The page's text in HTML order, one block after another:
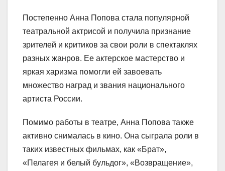
Постепенно Анна Попова стала популярной
театральной актрисой и получила признание
зрителей и критиков за свои роли в спектаклях
разных жанров. Ее актерское мастерство и
яркая харизма помогли ей завоевать
множество наград и звания национального
артиста России.
Помимо работы в театре, Анна Попова также
активно снималась в кино. Она сыграла роли в
таких известных фильмах, как «Брат»,
«Пелагея и белый бульдог», «Возвращение»,